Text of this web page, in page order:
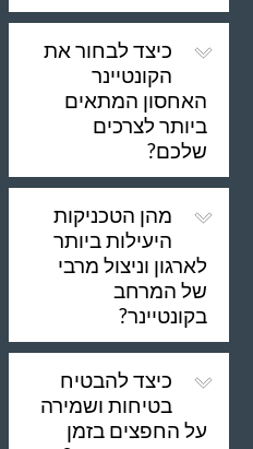
כיצד לבחור את
הקונטיינר
האחסון המתאים
ביותר לצרכים
שלכם?
מהן הטכניקות
היעילות ביותר
לארגון וניצול מרבי
של המרחב
בקונטיינר?
כיצד להבטיח
בטיחות ושמירה
על החפצים בזמן